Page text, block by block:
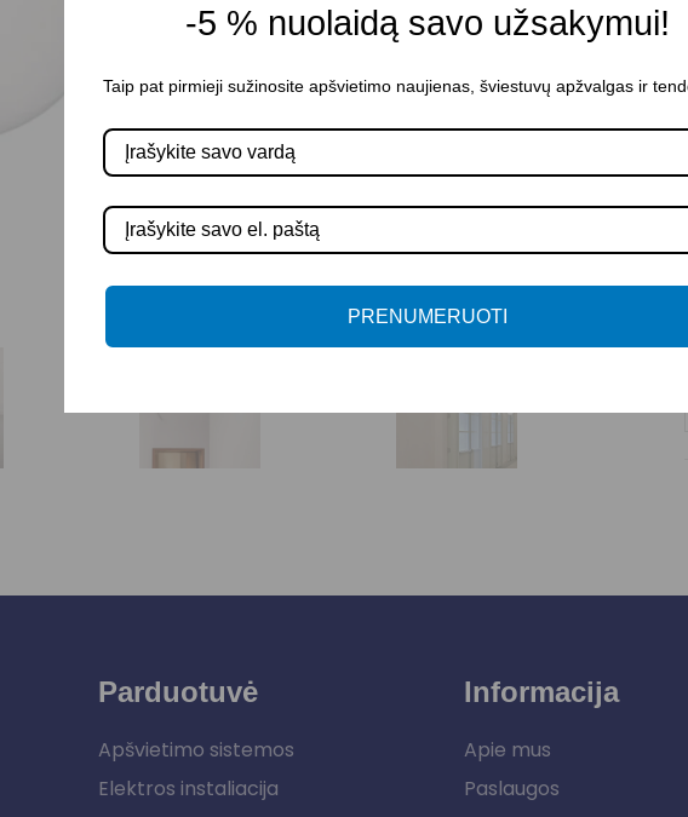
Parduotuvė
Apšvietimo sistemos
Elektros instaliacija
Informacija
Apie mus
Paslaugos
-5 % nuolaidą savo užsakymui!
Taip pat pirmieji sužinosite apšvietimo naujienas, šviestuvų apžvalgas ir
PRENUMERUOTI